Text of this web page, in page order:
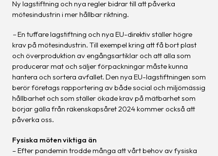
Ny lagstiftning och nya regler bidrar till att påverka
mötesindustrin i mer hållbar riktning.
–En tuffare lagstiftning och nya EU-direktiv ställer högre
krav på mötesindustrin. Till exempel kring att få bort plast
och överproduktion av engångsartiklar och att alla som
producerar mat och säljer förpackningar måste kunna
hantera och sortera avfallet. Den nya EU-lagstiftningen som
berör företags rapportering av både social och miljömässig
hållbarhet och som ställer ökade krav på mätbarhet som
börjar gälla från räkenskapsåret 2024 kommer också att
påverka oss.
Fysiska möten viktiga än
– Efter pandemin trodde många att vårt behov av fysiska